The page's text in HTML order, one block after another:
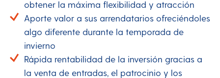
obtener la máxima flexibilidad y atracción
Aporte valor a sus arrendatarios ofreciéndoles
algo diferente durante la temporada de
invierno
Rápida rentabilidad de la inversión gracias a
la venta de entradas, el patrocinio y los